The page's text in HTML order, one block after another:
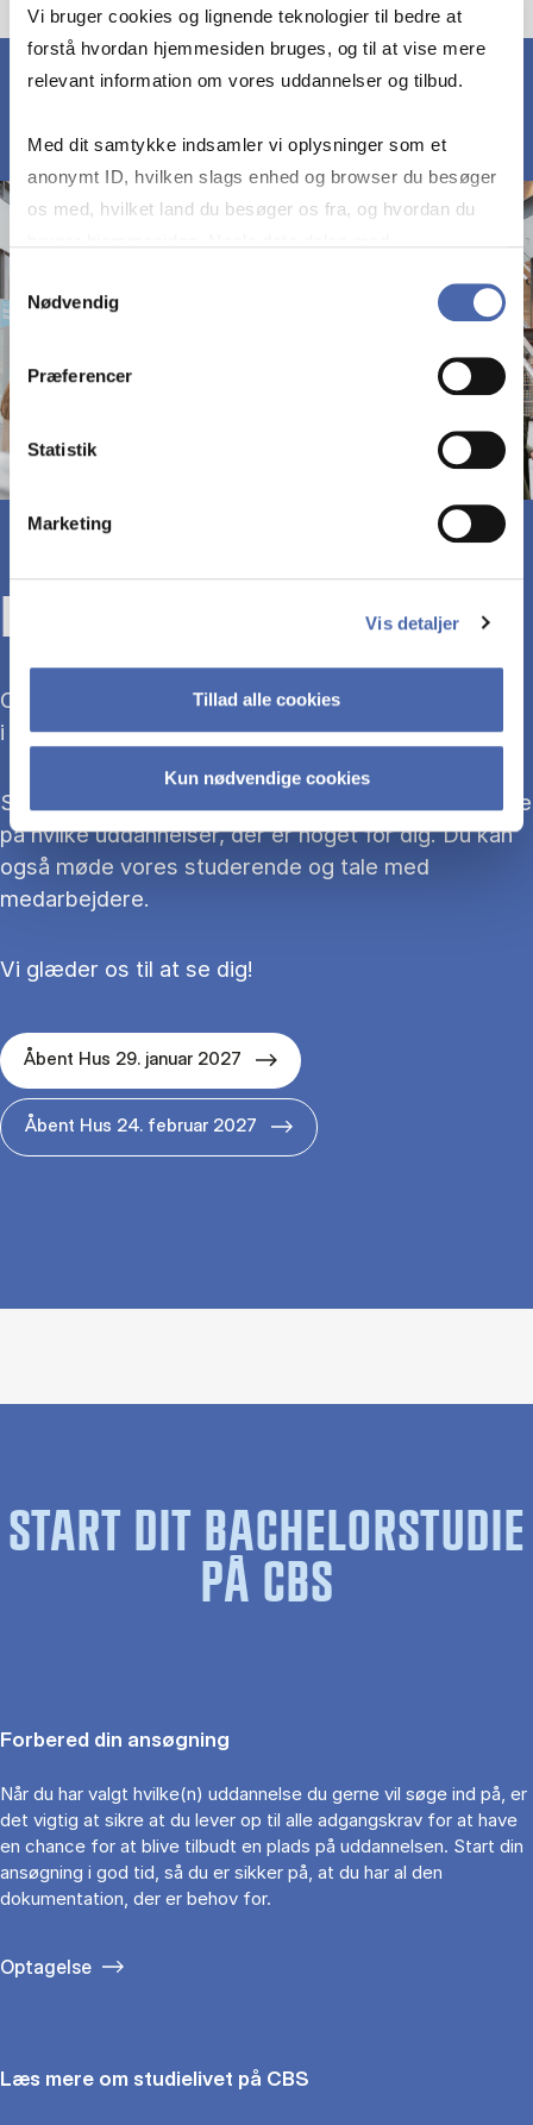
Vi bruger cookies og lignende teknologier til bedre at
forstå hvordan hjemmesiden bruges, og til at vise mere
relevant information om vores uddannelser og tilbud.
Med dit samtykke indsamler vi oplysninger som et
anonymt ID, hvilken slags enhed og browser du besøger
os med, hvilket land du besøger os fra, og hvordan du
markedsføring. Du bestemmer selv - og kan altid trække
Nødvendig
Præferencer
Statistik
Marketing
Vis detaljer
Tillad alle cookies
Kun nødvendige cookies
KOM TIL ÅBENT HUS
Overvejer du at søge ind på en bacheloruddannelse
i 2027?
Så kom med til Åbent Hus, hvor du kan blive klogere
på hvilke uddannelser, der er noget for dig. Du kan
også møde vores studerende og tale med
medarbejdere.
Vi glæder os til at se dig!
Åbent Hus 29. januar 2027
Åbent Hus 24. februar 2027
START DIT BACHELORSTUDIE
PÅ CBS
Forbered din ansøgning
Når du har valgt hvilke(n) uddannelse du gerne vil søge ind på, er
det vigtig at sikre at du lever op til alle adgangskrav for at have
en chance for at blive tilbudt en plads på uddannelsen. Start din
ansøgning i god tid, så du er sikker på, at du har al den
dokumentation, der er behov for.
Optagelse
Læs mere om studielivet på CBS